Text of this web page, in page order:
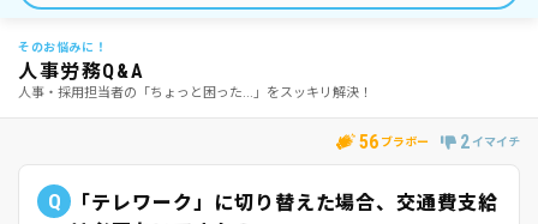
そのお悩みに！
人事労務Q&A
人事・採用担当者の「ちょっと困った...」をスッキリ解決！
56 ブラボー 2 イマイチ
Q
「テレワーク」に切り替えた場合、交通費支給